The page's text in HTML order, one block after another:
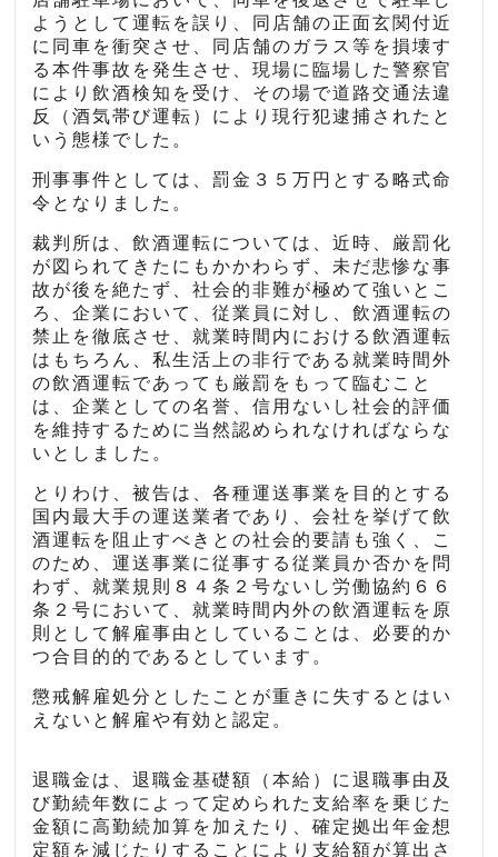
ようとして運転を誤り、同店舗の正面玄関付近
に同車を衝突させ、同店舗のガラス等を損壊す
る本件事故を発生させ、現場に臨場した警察官
により飲酒検知を受け、その場で道路交通法違
反（酒気帯び運転）により現行犯逮捕されたと
いう態様でした。
刑事事件としては、罰金３５万円とする略式命
令となりました。
裁判所は、飲酒運転については、近時、厳罰化
が図られてきたにもかかわらず、未だ悲惨な事
故が後を絶たず、社会的非難が極めて強いとこ
ろ、企業において、従業員に対し、飲酒運転の
禁止を徹底させ、就業時間内における飲酒運転
はもちろん、私生活上の非行である就業時間外
の飲酒運転であっても厳罰をもって臨むこと
は、企業としての名誉、信用ないし社会的評価
を維持するために当然認められなければならな
いとしました。
とりわけ、被告は、各種運送事業を目的とする
国内最大手の運送業者であり、会社を挙げて飲
酒運転を阻止すべきとの社会的要請も強く、こ
のため、運送事業に従事する従業員か否かを問
わず、就業規則８４条２号ないし労働協約６６
条２号において、就業時間内外の飲酒運転を原
則として解雇事由としていることは、必要的か
つ合目的的であるとしています。
懲戒解雇処分としたことが重きに失するとはい
えないと解雇や有効と認定。
退職金は、退職金基礎額（本給）に退職事由及
び勤続年数によって定められた支給率を乗じた
金額に高勤続加算を加えたり、確定拠出年金想
定額を減じたりすることにより支給額が算出さ